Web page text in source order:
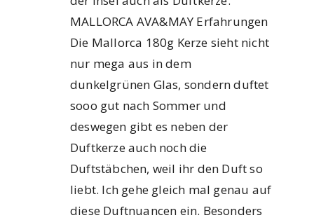
MALLORCA AVA&MAY Erfahrungen
Die Mallorca 180g Kerze sieht nicht
nur mega aus in dem
dunkelgrünen Glas, sondern duftet
sooo gut nach Sommer und
deswegen gibt es neben der
Duftkerze auch noch die
Duftstäbchen, weil ihr den Duft so
liebt. Ich gehe gleich mal genau auf
diese Duftnuancen ein. Besonders